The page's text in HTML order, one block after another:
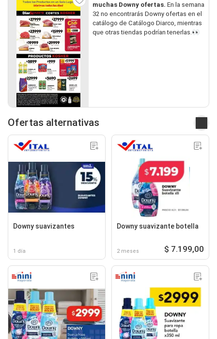
muchas Downy ofertas. En la semana
32 no encontrarás Downy ofertas en el
catálogo de Catálogo Diarco, mientras
que otras tiendas podrían tenerlas.👀
Ofertas alternativas
Downy suavizantes
1 día
Downy suavizante botella
2 meses $ 7.199,00